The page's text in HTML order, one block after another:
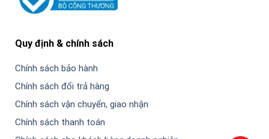
Quy định & chính sách
Chính sách bảo hành
Chính sách đổi trả hàng
Chính sách vận chuyển, giao nhận
Chính sách thanh toán